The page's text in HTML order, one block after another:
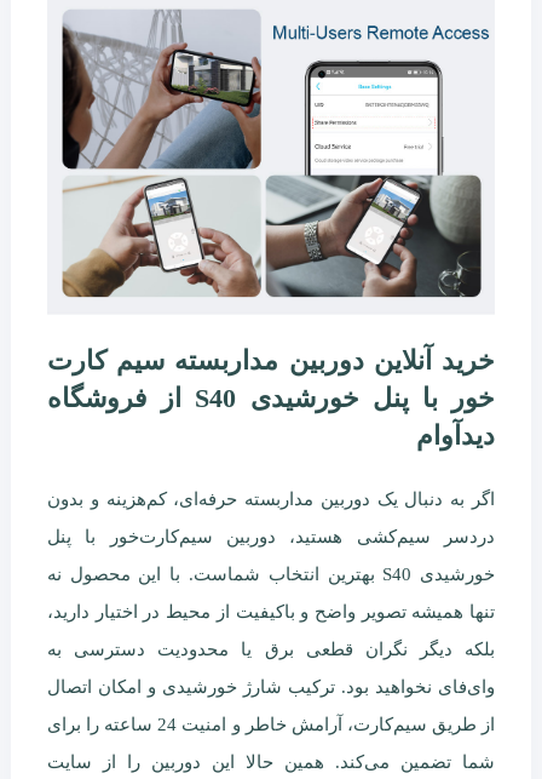
خرید آنلاین دوربین مداربسته سیم کارت
خور با پنل خورشیدی S40 از فروشگاه
دیدآوام
اگر به دنبال یک دوربین مداربسته حرفه‌ای، کم‌هزینه و بدون
دردسر سیم‌کشی هستید، دوربین سیم‌کارت‌خور با پنل
خورشیدی S40 بهترین انتخاب شماست. با این محصول نه
تنها همیشه تصویر واضح و باکیفیت از محیط در اختیار دارید،
بلکه دیگر نگران قطعی برق یا محدودیت دسترسی به
وای‌فای نخواهید بود. ترکیب شارژ خورشیدی و امکان اتصال
از طریق سیم‌کارت، آرامش خاطر و امنیت 24 ساعته را برای
شما تضمین می‌کند. همین حالا این دوربین را از سایت